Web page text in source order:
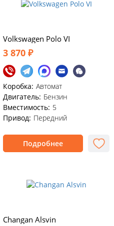
Volkswagen Polo VI
3 870 ₽
Коробка: Автомат
Двигатель: Бензин
Вместимость: 5
Привод: Передний
Подробнее
Changan Alsvin